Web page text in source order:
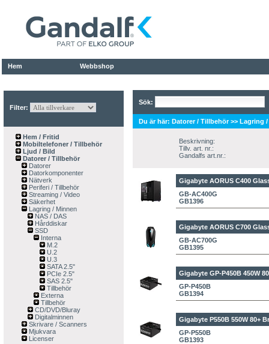
Hem Webbshop
Filter:
Hem / Fritid
Mobiltelefoner / Tillbehör
Ljud / Bild
Datorer / Tillbehör
Datorer
Datorkomponenter
Nätverk
Periferi / Tillbehör
Streaming / Video
Säkerhet
Lagring / Minnen
NAS / DAS
Hårddiskar
SSD
Interna
M.2
U.2
U.3
SATA 2.5"
PCIe 2.5"
SAS 2.5"
Tillbehör
Externa
Tillbehör
CD/DVD/Bluray
Digitalminnen
Skrivare / Scanners
Mjukvara
Licenser
Sök:
Du är här: Datorer / Tillbehör>> Lagring /
Beskrivning:
Tillv. art. nr.:
Gandalfs art.nr.:
Gigabyte AORUS C400
GB-AC400G
GB1396
Gigabyte AORUS C700
GB-AC700G
GB1395
Gigabyte GP-P450B 450W
GP-P450B
GB1394
Gigabyte P550B 550W80+
GP-P550B
GB1393